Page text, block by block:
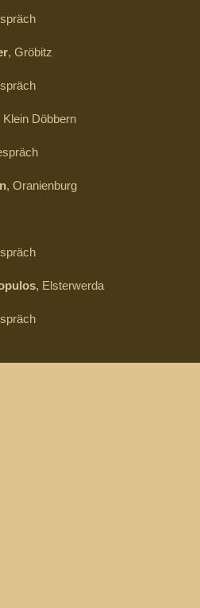
, Gröbitz
Klein Döbbern
, Oranienburg
, Elsterwerda